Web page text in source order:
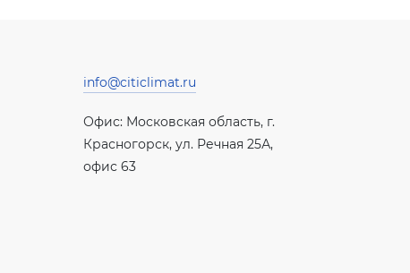
info@citiclimat.ru
Офис: Московская область, г.
Красногорск, ул. Речная 25А,
офис 63